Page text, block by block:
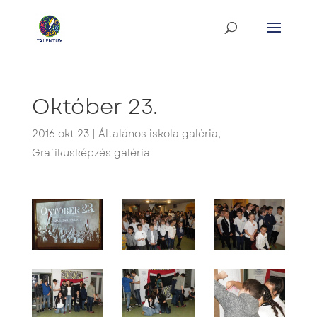
Október 23.
2016 okt 23| Általános iskola galéria,
Grafikusképzés galéria